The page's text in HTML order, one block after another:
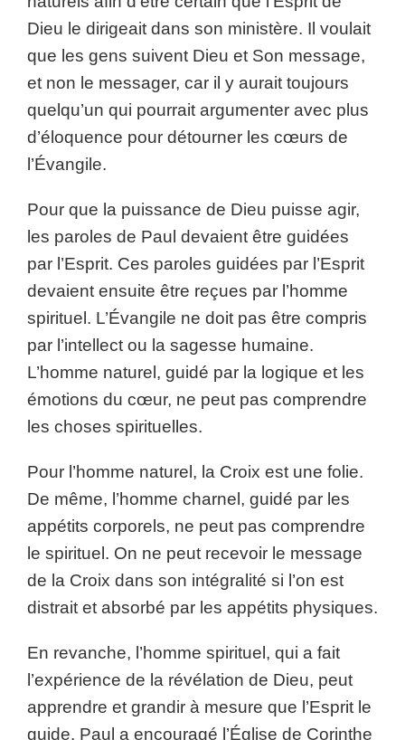
Dieu le dirigeait dans son ministère. Il voulait
que les gens suivent Dieu et Son message,
et non le messager, car il y aurait toujours
quelqu’un qui pourrait argumenter avec plus
d’éloquence pour détourner les cœurs de
l’Évangile.
Pour que la puissance de Dieu puisse agir,
les paroles de Paul devaient être guidées
par l’Esprit. Ces paroles guidées par l’Esprit
devaient ensuite être reçues par l’homme
spirituel. L’Évangile ne doit pas être compris
par l’intellect ou la sagesse humaine.
L’homme naturel, guidé par la logique et les
émotions du cœur, ne peut pas comprendre
les choses spirituelles.
Pour l’homme naturel, la Croix est une folie.
De même, l’homme charnel, guidé par les
appétits corporels, ne peut pas comprendre
le spirituel. On ne peut recevoir le message
de la Croix dans son intégralité si l’on est
distrait et absorbé par les appétits physiques.
En revanche, l’homme spirituel, qui a fait
l’expérience de la révélation de Dieu, peut
apprendre et grandir à mesure que l’Esprit le
guide. Paul a encouragé l’Église de Corinthe